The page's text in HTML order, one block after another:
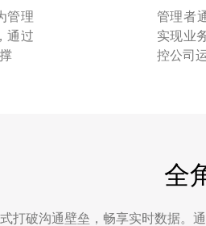
管理
通过
管理者
实现业
控公司
全
打破沟通壁垒，畅享实时数据。